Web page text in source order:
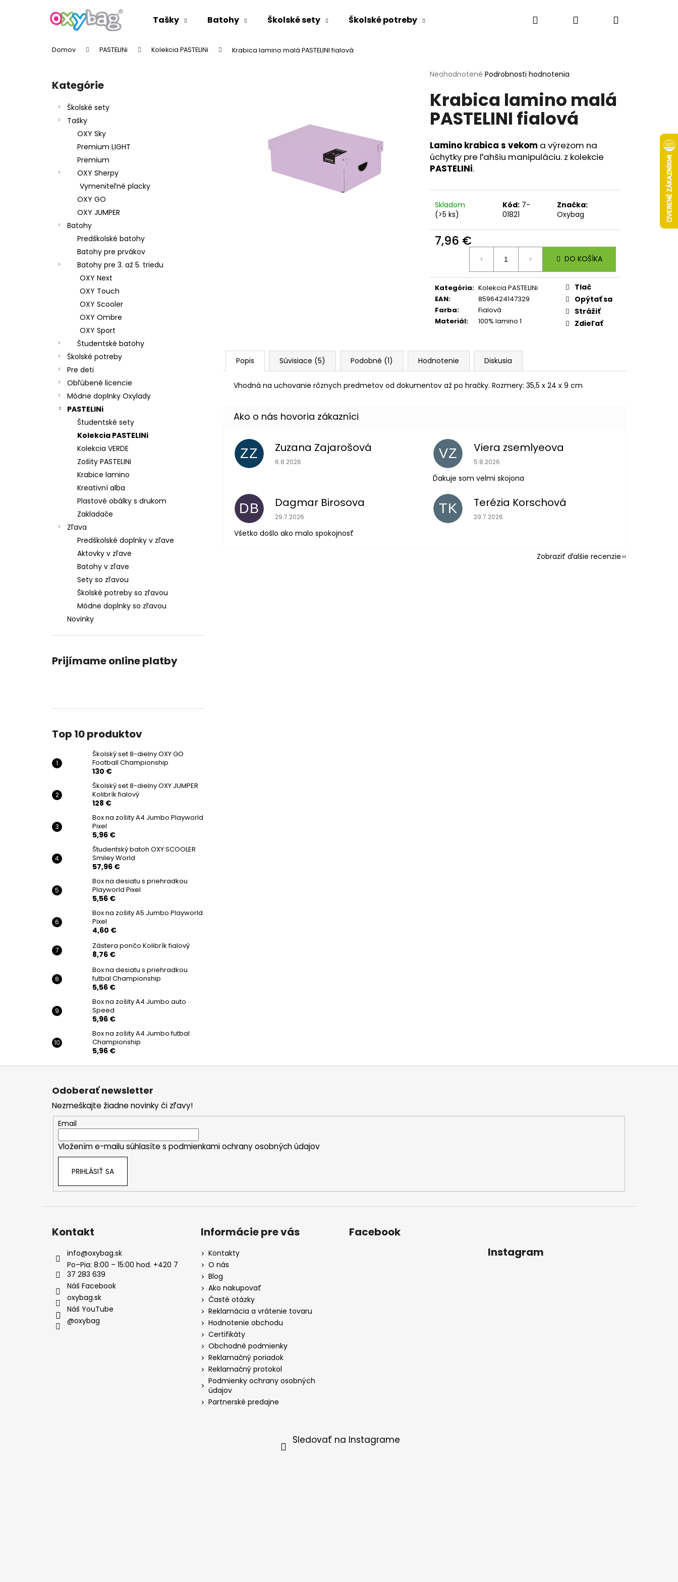
Tašky Batohy Školské sety Školské potreby Hľadať PrihlásenieNákupný
Domov PASTELINi Kolekcia PASTELINi Krabica lamino malá PASTELINI fialová
Preskočiť
kategórie
Kategórie
Školské sety
Tašky
OXY Sky
Premium LIGHT
Premium
OXY Sherpy
Vymeniteľné placky
OXY GO
OXY JUMPER
Batohy
Predškolské batohy
Batohy pre prvákov
Batohy pre 3. až 5. triedu
OXY Next
OXY Touch
OXY Scooler
OXY Ombre
OXY Sport
Študentské batohy
Školské potreby
Pre deti
Obľúbené licencie
Módne doplnky Oxylady
PASTELINi
Študentské sety
Kolekcia PASTELINi
Kolekcia VERDE
Zošity PASTELINi
Krabice lamino
Kreativní alba
Plastové obálky s drukom
Zakladače
Zľava
Predškolské doplnky v zľave
Aktovky v zľave
Batohy v zľave
Sety so zľavou
Školské potreby so zľavou
Módne doplnky so zľavou
Novinky
Prijímame online platby
Top 10 produktov
Školský set 8-dielny OXY GO
Football Championship
130 €
Školský set 8-dielny OXY JUMPER
Kolibrík fialový
128 €
Box na zošity A4 Jumbo Playworld
Pixel
5,96 €
Študentský batoh OXY SCOOLER
Smiley World
57,96 €
Box na desiatu s priehradkou
Playworld Pixel
5,56 €
Box na zošity A5 Jumbo Playworld
Pixel
4,60 €
Zástera pončo Kolibrík fialový
8,76 €
Box na desiatu s priehradkou
futbal Championship
5,56 €
Box na zošity A4 Jumbo auto
Speed
5,96 €
Box na zošity A4 Jumbo futbal
Championship
5,96 €
Priemerné
produktu
je
0,0
hviezdičiek.
Neohodnotené Podrobnosti hodnotenia
Krabica lamino malá
PASTELINI fialová
Lamino krabica s vekom a výrezom na
úchytky pre ľahšiu manipuláciu. z kolekcie
PASTELINi.
Skladom
(>5 ks)
Kód: 7-
01821
Značka:
Oxybag
7,96 €
Jednotková
DO KOŠÍKA
Kategória: Kolekcia PASTELINi
EAN:
8596424147329
Farba:
Fialová
Materiál: 100% lamino 1
Tlač
Opýtať sa
Strážiť
Zdieľať
Popis Súvisiace (5) Podobné (1) Hodnotenie Diskusia
Vhodná na uchovanie rôznych predmetov od dokumentov až po hračky. Rozmery: 35,5 x 24 x 9 cm
ZZ Zuzana Zajarošová
Hodnotenie obchodu je 5 z 5 hviezdičiek.
6.8.2026
VZ Viera zsemlyeova
Hodnotenie obchodu je 5 z 5 hviezdičiek.
5.8.2026
Ďakuje som velmi skojona
DB Dagmar Birosova
Hodnotenie obchodu je 5 z 5 hviezdičiek.
29.7.2026
Všetko došlo ako malo spokojnosť
TK Terézia Korschová
Hodnotenie obchodu je 5 z 5 hviezdičiek.
29.7.2026
Zobraziť ďalšie recenzie
Späť
obchodu
Späť
obchodu
Čo potrebujete nájsť?
Odporúčame
ŠKOLSKÝ SET 8-DIELNY OXY GO
FOOTBALL CHAMPIONSHIP
130 €
BOX NA ZOŠITY A4 JUMBO PLAYWORLD
Z
Odoberať newsletter
Nezmeškajte žiadne novinky či zľavy!
Email
Vložením e-mailu súhlasíte s podmienkami ochrany osobných údajov
PRIHLÁSIŤ SA
Kontakt
info@oxybag.sk
Po–Pia: 8:00 – 15:00 hod. +420 7
37 283 639
Náš Facebook
oxybag.sk
Náš YouTube
@oxybag
Informácie pre vás
Kontakty
O nás
Blog
Ako nakupovať
Časté otázky
Reklamácia a vrátenie tovaru
Hodnotenie obchodu
Certifikáty
Obchodné podmienky
Reklamačný poriadok
Reklamačný protokol
Podmienky ochrany osobných
údajov
Partnerské predajne
Facebook
Instagram
Sledovať na Instagrame